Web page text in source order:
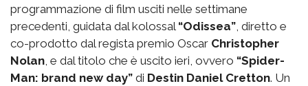
programmazione di film usciti nelle settimane
precedenti, guidata dal kolossal “Odissea”, diretto e
co-prodotto dal regista premio Oscar Christopher
Nolan, e dal titolo che è uscito ieri, ovvero “Spider-
Man: brand new day” di Destin Daniel Cretton. Un